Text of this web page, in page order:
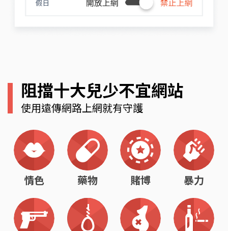
阻擋十大兒少不宜網站
使用遠傳網路上網就有守護
情色 藥物 賭博 暴力